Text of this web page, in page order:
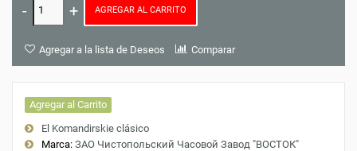
AGREGAR AL CARRITO
Agregar a la lista de Deseos Comparar
Agregar al Carrito
El Komandirskie clásico
Marca: ЗАО Чистопольский Часовой Завод "ВОСТОК"